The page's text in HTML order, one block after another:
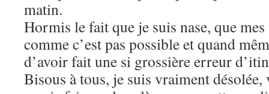
matin.
Hormis le fait que je suis nase, que
comme c’est pas possible et quand
d’avoir fait une si grossière erreur
Bisous à tous, je suis vraiment désolée,